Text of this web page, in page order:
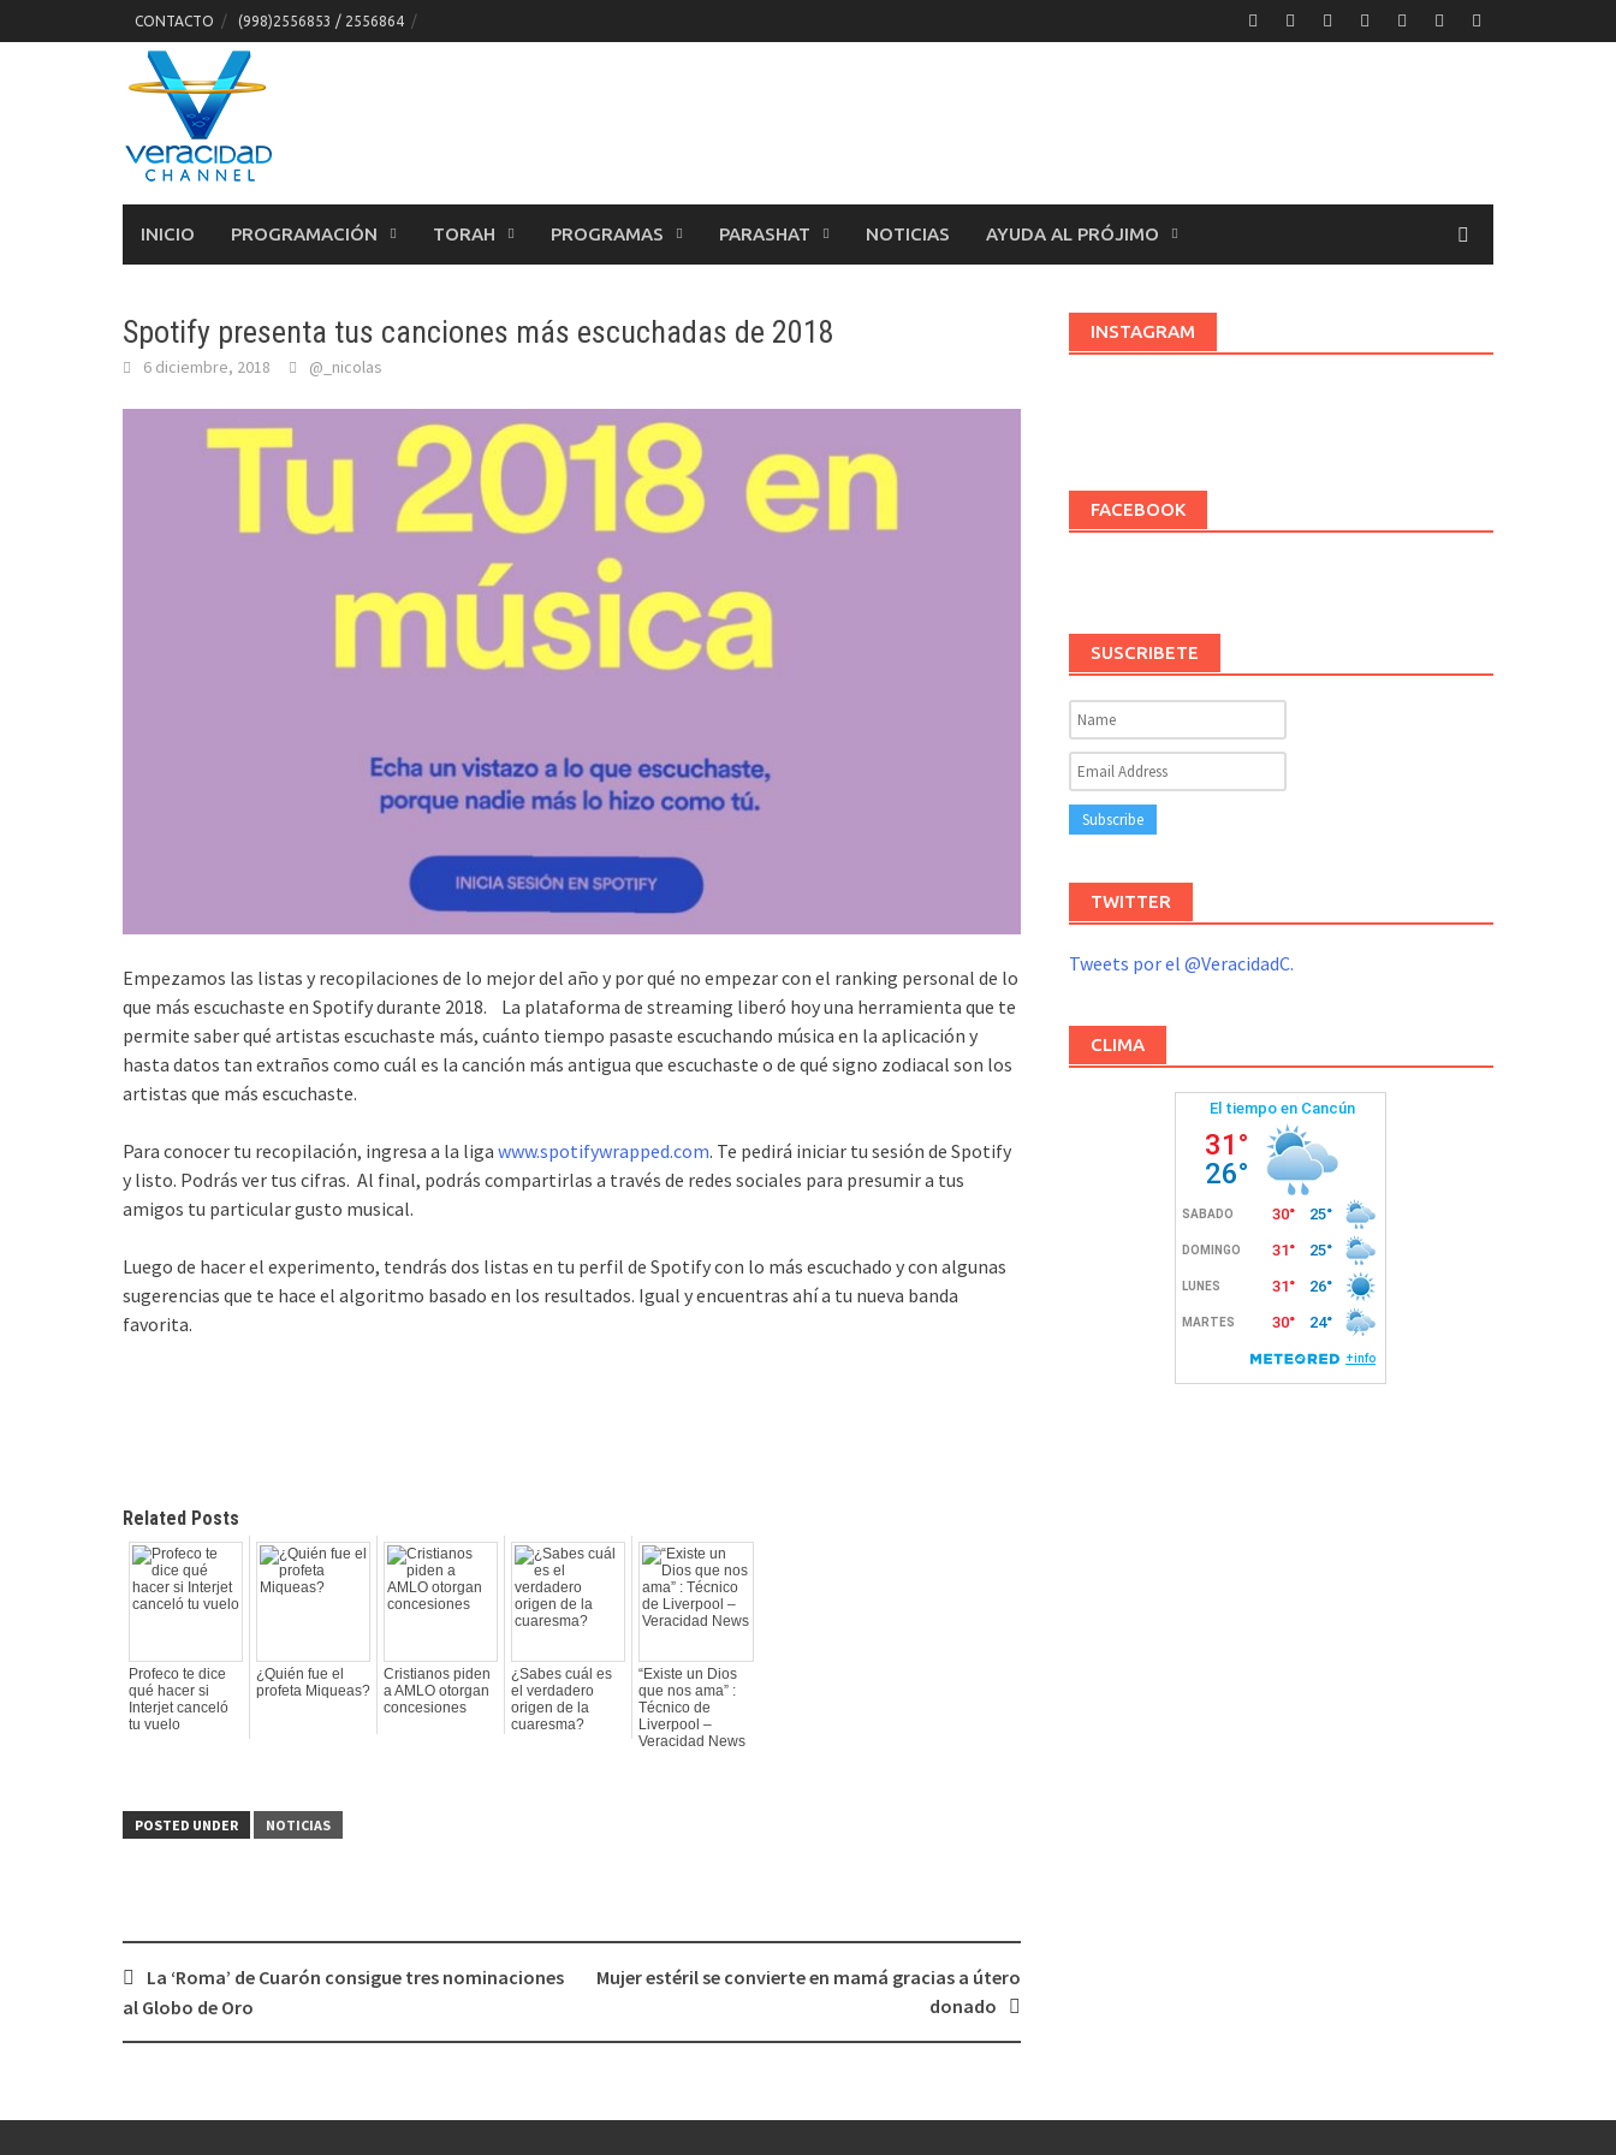
to
CONTACTO (998)2556853 / 2556864
INICIO PROGRAMACIÓN TORAH PROGRAMAS PARASHAT NOTICIAS AYUDA AL PRÓJIMO
Spotify presenta tus canciones más escuchadas de 2018
6 diciembre, 2018 @_nicolas
Empezamos las listas y recopilaciones de lo mejor del año y por qué no empezar con el ranking personal de lo
que más escuchaste en Spotify durante 2018. La plataforma de streaming liberó hoy una herramienta que te
permite saber qué artistas escuchaste más, cuánto tiempo pasaste escuchando música en la aplicación y
hasta datos tan extraños como cuál es la canción más antigua que escuchaste o de qué signo zodiacal son los
artistas que más escuchaste.
Para conocer tu recopilación, ingresa a la liga www.spotifywrapped.com. Te pedirá iniciar tu sesión de Spotify
y listo. Podrás ver tus cifras. Al final, podrás compartirlas a través de redes sociales para presumir a tus
amigos tu particular gusto musical.
Luego de hacer el experimento, tendrás dos listas en tu perfil de Spotify con lo más escuchado y con algunas
sugerencias que te hace el algoritmo basado en los resultados. Igual y encuentras ahí a tu nueva banda
favorita.
Related Posts
Profeco te dice
qué hacer si
Interjet canceló
tu vuelo
¿Quién fue el
profeta Miqueas?
Cristianos piden
a AMLO otorgan
concesiones
¿Sabes cuál es
el verdadero
origen de la
cuaresma?
“Existe un Dios
que nos ama” :
Técnico de
Liverpool –
Veracidad News
POSTED UNDER NOTICIAS
Post
La ‘Roma’ de Cuarón consigue tres nominaciones
al Globo de Oro
Mujer estéril se convierte en mamá gracias a útero
donado
INSTAGRAM
FACEBOOK
SUSCRIBETE
TWITTER
Tweets por el @VeracidadC.
CLIMA